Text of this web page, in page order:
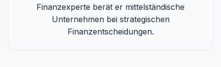
Finanzexperte berät er mittelständische
Unternehmen bei strategischen
Finanzentscheidungen.